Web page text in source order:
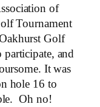
of
Tournament
Golf
and
It was
hole 16 to
Oh no!